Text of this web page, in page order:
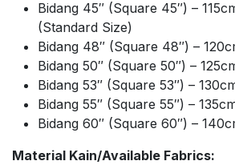
Bidang 45″ (Square 45″) –
(Standard Size)
Bidang 48″ (Square 48″) –
Bidang 50″ (Square 50″) –
Bidang 53″ (Square 53″) –
Bidang 55″ (Square 55″) –
Bidang 60″ (Square 60″) –
Material Kain/Available Fabrics: